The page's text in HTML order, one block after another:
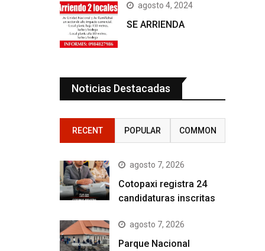
agosto 4, 2024
SE ARRIENDA
Noticias Destacadas
RECENT POPULAR COMMON
agosto 7, 2026
Cotopaxi registra 24
candidaturas inscritas
agosto 7, 2026
Parque Nacional